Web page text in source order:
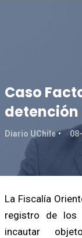
Caso
detención
Diario UChile
La Fiscalía
registro de los
incautar